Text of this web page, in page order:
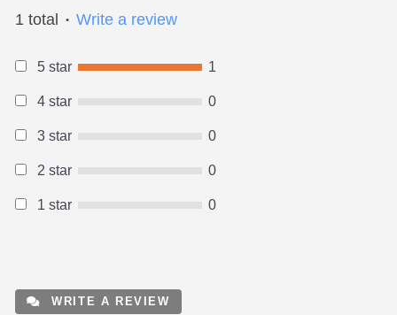
1 total ● Write a review
5 star 1
4 star 0
3 star 0
2 star 0
1 star 0
WRITE A REVIEW